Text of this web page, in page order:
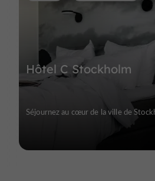
Hôtel C Stockholm
Séjournez au cœur de la ville de